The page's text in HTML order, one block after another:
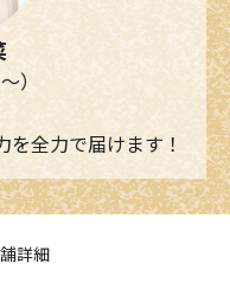
）
全力で届けます！
詳細